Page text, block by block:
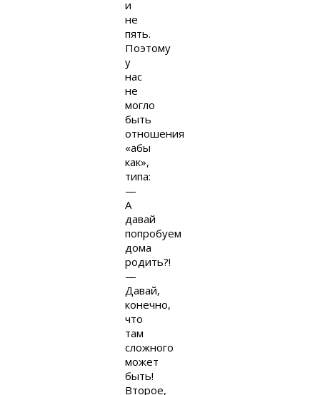
и
не
пять.
Поэтому
у
нас
не
могло
быть
отношения
«абы
как»,
типа:
—
А
давай
попробуем
дома
родить?!
—
Давай,
конечно,
что
там
сложного
может
быть!
Второе,